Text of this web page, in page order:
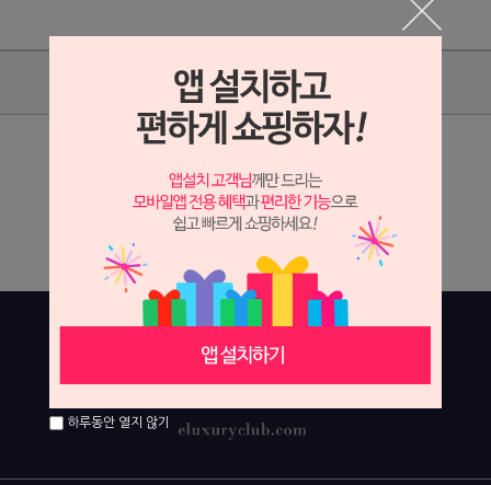
상품리뷰
상세 정보를 확대해 보실 수 있습니다.
하루동안 열지 않기